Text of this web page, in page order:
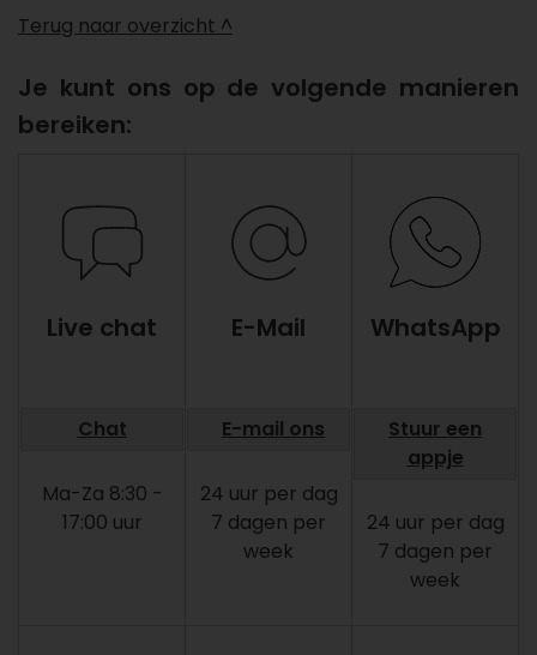
Terug naar overzicht ^
Je kunt ons op de volgende manieren
bereiken:
Live chat
Chat
Ma-Za 8:30 -
17:00 uur
E-Mail
E-mail ons
24 uur per dag
7 dagen per
week
WhatsApp
Stuur een
appje
24 uur per dag
7 dagen per
week